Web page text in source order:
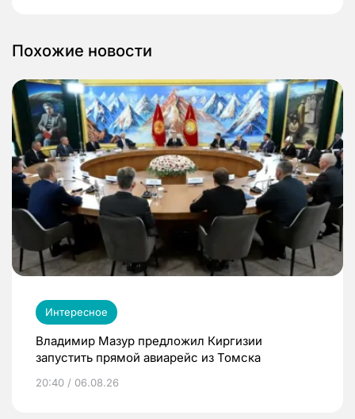
Похожие новости
Интересное
Владимир Мазур предложил Киргизии
запустить прямой авиарейс из Томска
20:40 / 06.08.26